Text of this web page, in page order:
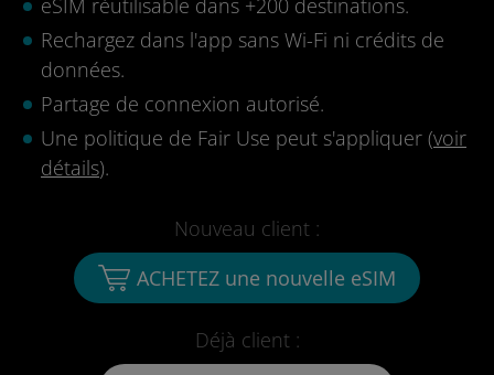
eSIM réutilisable dans +200 destinations.
Rechargez dans l'app sans Wi-Fi ni crédits de
données.
Partage de connexion autorisé.
Une politique de Fair Use peut s'appliquer (voir
détails).
Déjà client :
Nouveau client :
ACHETEZ une nouvelle eSIM